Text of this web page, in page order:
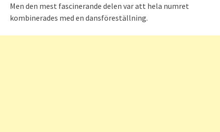
Men den mest fascinerande delen var att hela numret
kombinerades med en dansföreställning.